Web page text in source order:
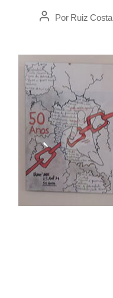
Por Ruiz Costa